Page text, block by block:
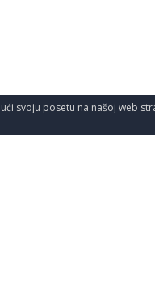
svoju posetu na našoj web